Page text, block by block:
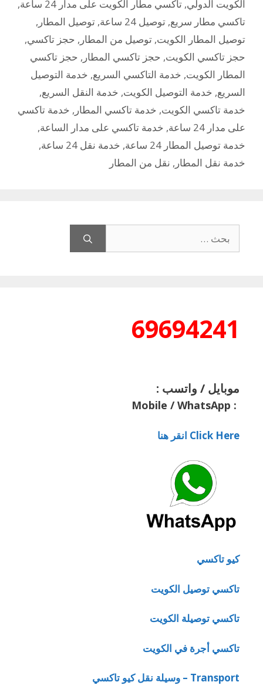
الكويت الدولي, تاكسي مطار الكويت على مدار 24 ساعة
,
تاكسي مطار سريع, توصيل 24 ساعة , توصيل المطار ,
توصيل المطار الكويت, توصيل من المطار , حجز تاكسي,
حجز تاكسي الكويت, حجز تاكسي المطار , حجز تاكسي
المطار الكويت, خدمة التاكسي السريع, خدمة التوصيل
السريع, خدمة التوصيل الكويت, خدمة النقل السريع,
خدمة تاكسي الكويت, خدمة تاكسي المطار , خدمة تاكسي
على مدار 24 ساعة
, خدمة تاكسي على مدار الساعة,
خدمة توصيل المطار 24 ساعة
, خدمة نقل 24 ساعة
,
خدمة نقل المطار , نقل من المطار
عن:
69694241
موبايل / واتسب :
:
Mobile / WhatsApp
Click Here انقر هنا
كيو تاكسي
تاكسي توصيل الكويت
تاكسي توصيلة الكويت
تاكسي أجرة في الكويت
Transport – وسيلة نقل كيو تاكسي